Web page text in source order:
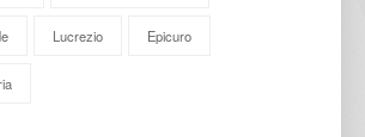
Lucrezio Epicuro